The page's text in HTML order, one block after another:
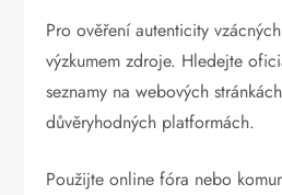
Pro ověření autenticity
výzkumem zdroje. Hledejte
seznamy na webových
důvěryhodných platformách.
Použijte online fóra nebo